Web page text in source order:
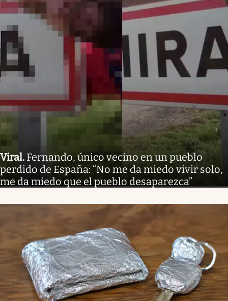
Viral. Fernando, único vecino en un pueblo
perdido de España: “No me da miedo vivir solo,
me da miedo que el pueblo desaparezca”